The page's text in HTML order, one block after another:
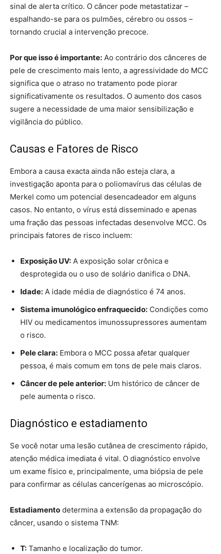
sinal de alerta crítico. O câncer pode metastatizar –
espalhando-se para os pulmões, cérebro ou ossos –
tornando crucial a intervenção precoce.
Por que isso é importante: Ao contrário dos cânceres de
pele de crescimento mais lento, a agressividade do MCC
significa que o atraso no tratamento pode piorar
significativamente os resultados. O aumento dos casos
sugere a necessidade de uma maior sensibilização e
vigilância do público.
Causas e Fatores de Risco
Embora a causa exacta ainda não esteja clara, a
investigação aponta para o poliomavírus das células de
Merkel como um potencial desencadeador em alguns
casos. No entanto, o vírus está disseminado e apenas
uma fração das pessoas infectadas desenvolve MCC. Os
principais fatores de risco incluem:
Exposição UV: A exposição solar crônica e
desprotegida ou o uso de solário danifica o DNA.
Idade: A idade média de diagnóstico é 74 anos.
Sistema imunológico enfraquecido: Condições como
HIV ou medicamentos imunossupressores aumentam
o risco.
Pele clara: Embora o MCC possa afetar qualquer
pessoa, é mais comum em tons de pele mais claros.
Câncer de pele anterior: Um histórico de câncer de
pele aumenta o risco.
Diagnóstico e estadiamento
Se você notar uma lesão cutânea de crescimento rápido,
atenção médica imediata é vital. O diagnóstico envolve
um exame físico e, principalmente, uma biópsia de pele
para confirmar as células cancerígenas ao microscópio.
Estadiamento determina a extensão da propagação do
câncer, usando o sistema TNM:
T: Tamanho e localização do tumor.